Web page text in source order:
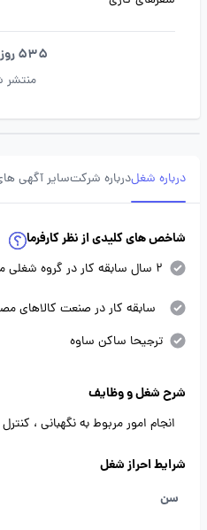
535 روز پیش
منتشر
درباره شغلدرباره شرکتسایر آگهی
شاخص های کلیدی از نظر کارفرما
2 سال سابقه کار در گروه شغلی مشابه
سابقه کار در صنعت کالاهای
ترجیحا ساکن ساوه
شرح شغل و وظایف
اﻧﺠﺎم اﻣﻮر ﻣﺮﺑﻮط ﺑﻪ ﻧﮕﻬﺒﺎﻧﯽ ،
شرایط احراز شغل
سن